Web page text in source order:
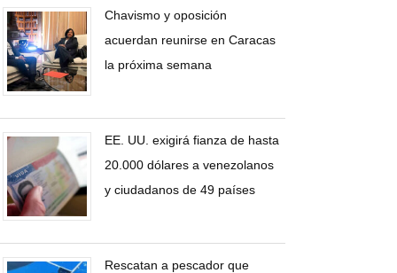
Chavismo y oposición
acuerdan reunirse en Caracas
la próxima semana
EE. UU. exigirá fianza de hasta
20.000 dólares a venezolanos
y ciudadanos de 49 países
Rescatan a pescador que